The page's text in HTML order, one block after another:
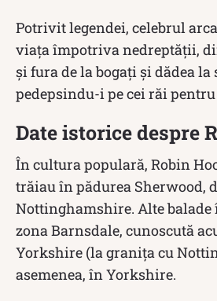
Potrivit legendei, celebrul
viața împotriva nedreptății,
și fura de la bogați și dădea la
pedepsindu-i pe cei răi
Date istorice despre
În cultura populară, Robin
trăiau în pădurea Sherwood,
Nottinghamshire. Alte balade
zona Barnsdale, cunoscută
Yorkshire (la granița cu
asemenea, în Yorkshire.